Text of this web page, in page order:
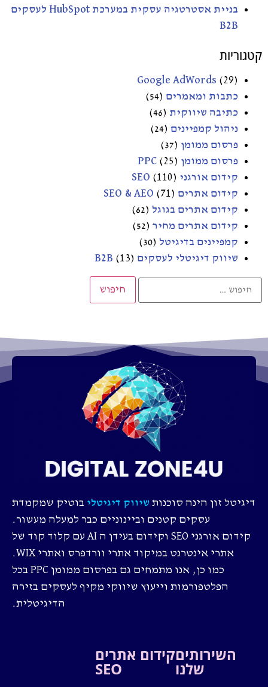
בניית אסטרטגיה עסקית במערכת HubSpot לעסקים
B2B
קטגוריות
Google AdWords (29)
כתבות ומאמרים (54)
כתיבה שיווקית (46)
ניהול קמפיינים (24)
פרסום ממומן (37)
פרסום ממומן PPC (25)
קידום אורגני SEO (110)
קידום אתרים SEO & AEO (71)
קידום אתרים בגוגל (62)
קידום אתרים מחיר (52)
קמפיינים בדיגיטל (30)
שיווק דיגיטלי לעסקים B2B (13)
דיגיטל זון הינה סוכנות שיווק דיגיטלי בוטיק שמקמדת
עסקים קטנים וביינוניים כבר למעלה מעשור.
קידום אורגני SEO וקידום בעידן ה AI עם קלוד קוד של
אתרי אינטרנט במיקוד אתרי וורדפרס ואתרי WIX.
כמו כן, אנו מתמחים גם בפרסום ממומן PPC בכל
הפלטפורמות וייעוץ שיווקי מקיף לעסקים בזירה
הדיגיטלית.
השירותים
שלנו
קידום אתרים
SEO